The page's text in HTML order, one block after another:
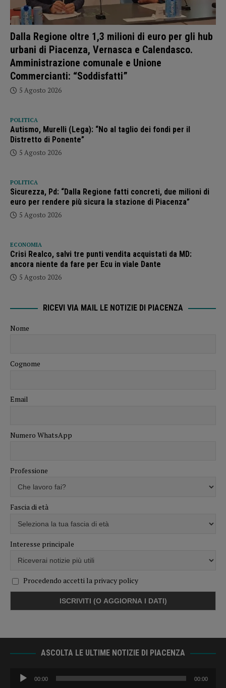
Dalla Regione oltre 1,3 milioni di euro per gli hub
urbani di Piacenza, Vernasca e Calendasco.
Amministrazione comunale e Unione
Commercianti: “Soddisfatti”
5 Agosto 2026
POLITICA
Autismo, Murelli (Lega): “No al taglio dei fondi per il
Distretto di Ponente”
5 Agosto 2026
POLITICA
Sicurezza, Pd: “Dalla Regione fatti concreti, due milioni di
euro per rendere più sicura la stazione di Piacenza”
5 Agosto 2026
ECONOMIA
Crisi Realco, salvi tre punti vendita acquistati da MD:
ancora niente da fare per Ecu in viale Dante
5 Agosto 2026
RICEVI VIA MAIL LE NOTIZIE DI PIACENZA
Nome
Cognome
Email
Numero WhatsApp
Professione
Fascia di età
Interesse principale
Procedendo accetti la privacy policy
ASCOLTA LE ULTIME NOTIZIE DI PIACENZA
Audio
Player
00:00 00:00